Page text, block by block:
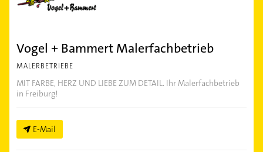
Vogel + Bammert Malerfachbetrieb
MALERBETRIEBE
MIT FARBE, HERZ UND LIEBE ZUM DETAIL. Ihr Malerfachbetrieb
in Freiburg!
E-Mail